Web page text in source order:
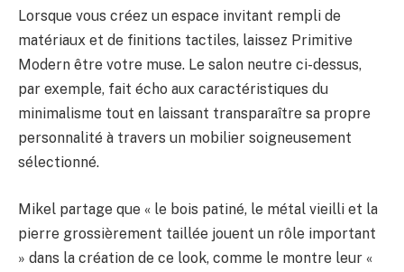
Lorsque vous créez un espace invitant rempli de
matériaux et de finitions tactiles, laissez Primitive
Modern être votre muse. Le salon neutre ci-dessus,
par exemple, fait écho aux caractéristiques du
minimalisme tout en laissant transparaître sa propre
personnalité à travers un mobilier soigneusement
sélectionné.
Mikel partage que « le bois patiné, le métal vieilli et la
pierre grossièrement taillée jouent un rôle important
» dans la création de ce look, comme le montre leur «